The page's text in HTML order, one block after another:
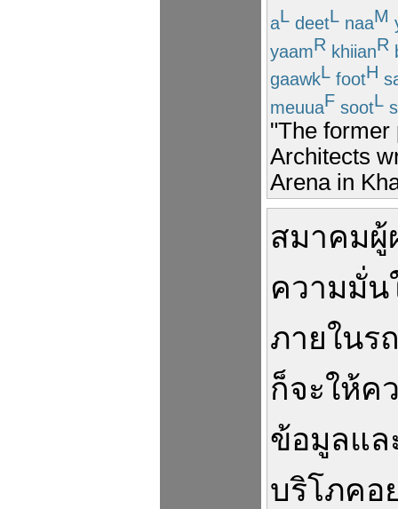
aL deetL naaM
yaamR khiianR
gaawkL footH
meuuaF sootL
"The former
Architects
Arena in
สมาคมผู้
ความมั่น
ภายในร
ก็จะให้ค
ข้อมูลแล
บริโภคอ